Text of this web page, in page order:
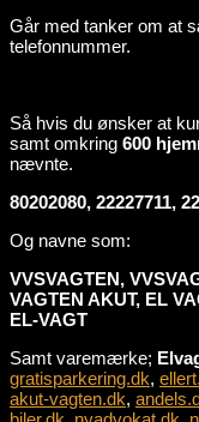
Går med tanker om at
telefonnummer.
Så hvis du ønsker at
samt omkring 600
nævnte.
80202080, 22227711,
Og navne som:
VVSVAGTEN,
VAGTEN AKUT, EL
EL-VAGT
Samt varemærke;
gratisparkering.dk,
akut-vagten.dk,